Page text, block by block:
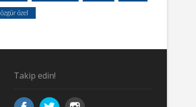
özgür özel
Takip edin!